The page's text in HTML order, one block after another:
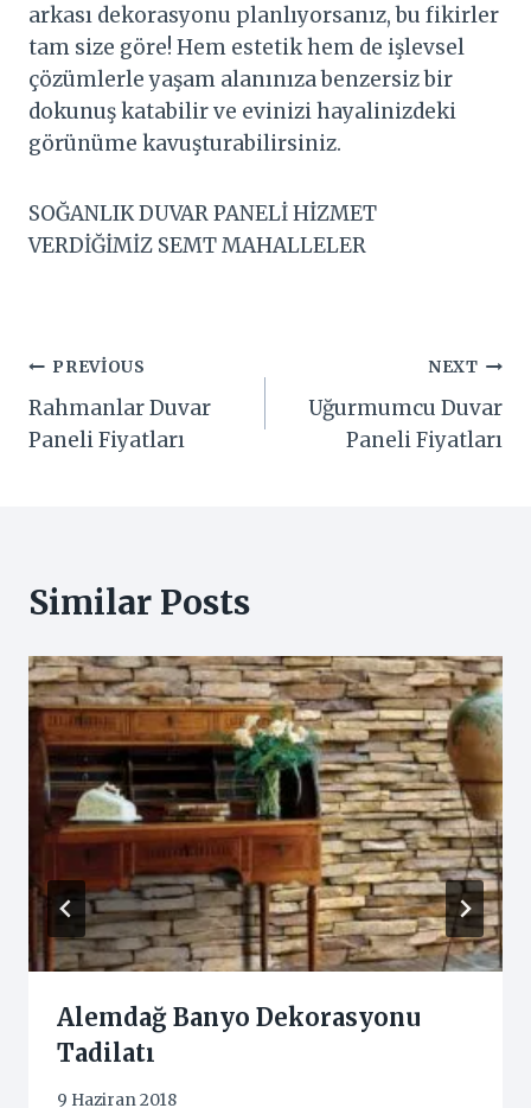
arkası dekorasyonu planlıyorsanız, bu fikirler
tam size göre! Hem estetik hem de işlevsel
çözümlerle yaşam alanınıza benzersiz bir
dokunuş katabilir ve evinizi hayalinizdeki
görünüme kavuşturabilirsiniz.
SOĞANLIK DUVAR PANELİ HİZMET
VERDİĞİMİZ SEMT MAHALLELER
Yazı
gezinmesi
PREVIOUS
Rahmanlar Duvar
Paneli Fiyatları
NEXT
Uğurmumcu Duvar
Paneli Fiyatları
Similar Posts
Alemdağ Banyo Dekorasyonu
Tadilatı
9 Haziran 2018